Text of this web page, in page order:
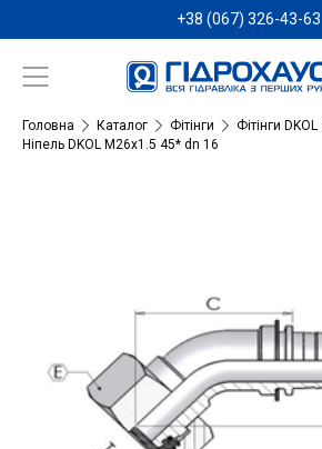
+38 (067) 326-43-63
Головна Каталог Фітінги
Фітінги DKOL
Ніпель DKOL M26x1.5 45* dn 16